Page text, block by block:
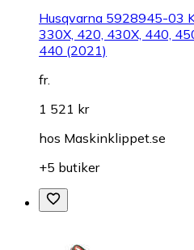
Husqvarna 5928945-03
330X, 420, 430X, 440,
440 (2021)
fr.
1 521 kr
hos Maskinklippet.se
+5 butiker